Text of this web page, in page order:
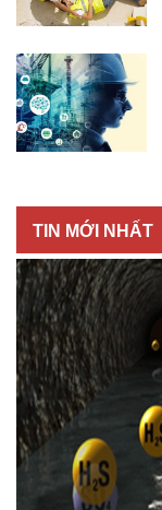
TIN MỚI NHẤT